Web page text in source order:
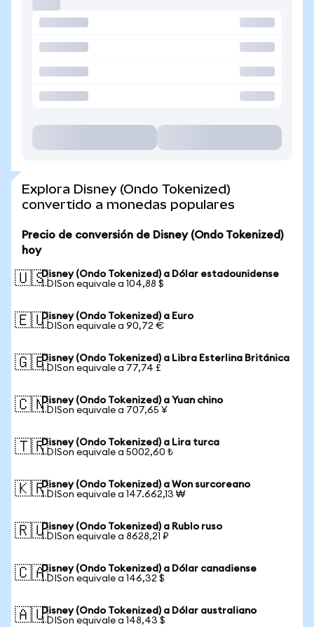
Explora Disney (Ondo Tokenized)
convertido a monedas populares
Precio de conversión de Disney (Ondo Tokenized)
hoy
🇺🇸Disney (Ondo Tokenized) a Dólar estadounidense
1 DISon equivale a 104,88 $
🇪🇺Disney (Ondo Tokenized) a Euro
1 DISon equivale a 90,72 €
🇬🇧Disney (Ondo Tokenized) a Libra Esterlina Británica
1 DISon equivale a 77,74 £
🇨🇳Disney (Ondo Tokenized) a Yuan chino
1 DISon equivale a 707,65 ¥
🇹🇷Disney (Ondo Tokenized) a Lira turca
1 DISon equivale a 5002,60 ₺
🇰🇷Disney (Ondo Tokenized) a Won surcoreano
1 DISon equivale a 147.662,13 ₩
🇷🇺Disney (Ondo Tokenized) a Rublo ruso
1 DISon equivale a 8628,21 ₽
🇨🇦Disney (Ondo Tokenized) a Dólar canadiense
1 DISon equivale a 146,32 $
🇦🇺Disney (Ondo Tokenized) a Dólar australiano
1 DISon equivale a 148,43 $